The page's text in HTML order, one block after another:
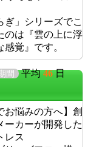
ぎ」シリーズでこ
のは『雲の上に浮
覚』です。
間 平均46日
お悩みの方へ】創
ーカーが開発した
レス